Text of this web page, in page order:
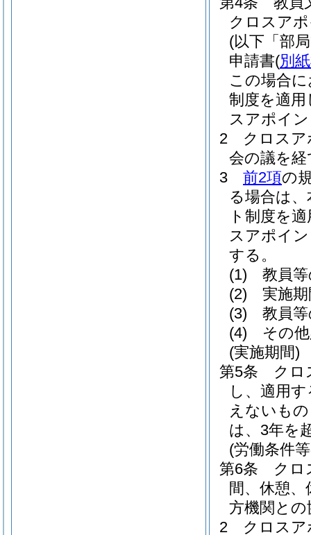
クロスア
(以下「部
申請書(別
この場合
制度を適
スアポイ
2
クロスア
会の議を
3
前2項の
る場合は
ト制度を
スアポイ
する。
(1)
教員
(2)
実施
(3)
教員
(4)
その
(実施期間)
第5条
クロ
し、適用
えないも
は、3年を
(労働条件
第6条
クロ
間、休憩
方機関と
2
クロス